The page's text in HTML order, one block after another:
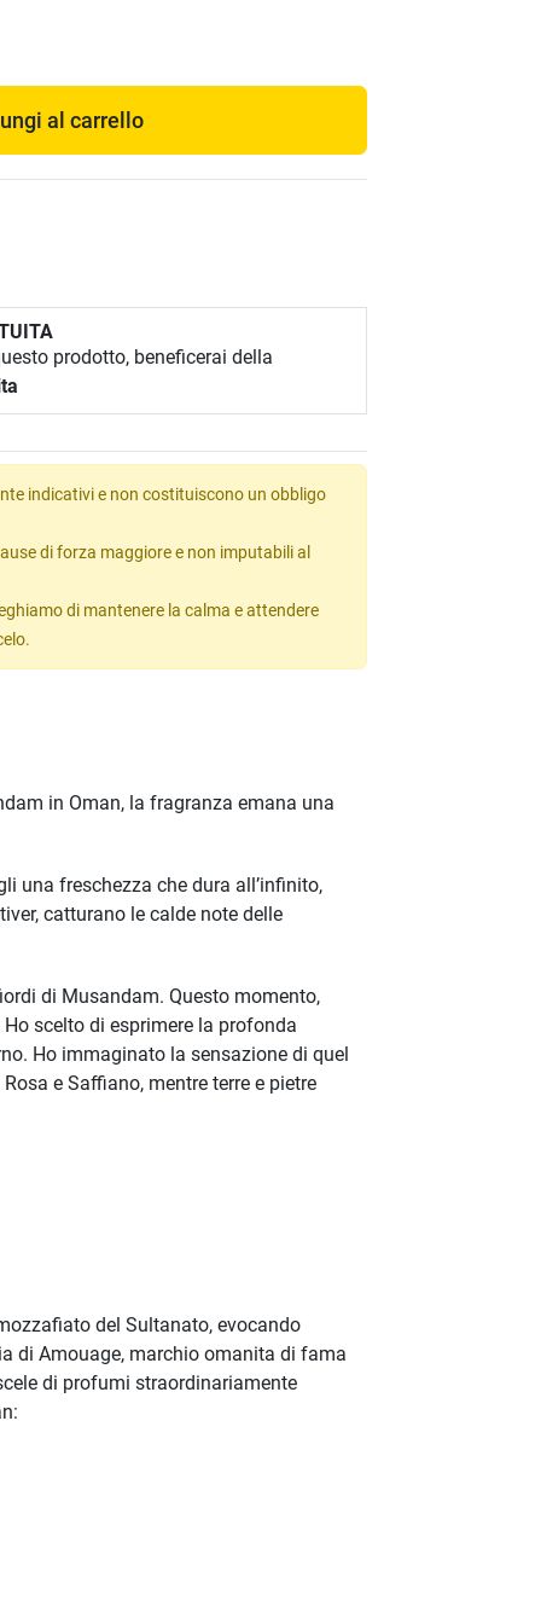
al carrello
prodotto, beneficerai della
indicativi e non costituiscono un obbligo
di forza maggiore e non imputabili al
di mantenere la calma e attendere
in Oman, la fragranza emana una
una freschezza che dura all’infinito,
catturano le calde note delle
di Musandam. Questo momento,
scelto di esprimere la profonda
Ho immaginato la sensazione di quel
e Saffiano, mentre terre e pietre
del Sultanato, evocando
di Amouage, marchio omanita di fama
di profumi straordinariamente